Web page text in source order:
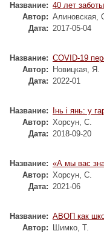
Название: 40 лет
Автор: Алиновская,
Дата: 2017-05-04
Название: COVID-19
Автор:
Новицкая, Я.
Дата: 2022-01
Название:
Iнь i янь: у
Автор: Хорсун, С.
Дата: 2018-09-20
Название: «А мы вас
Автор: Хорсун, С.
Дата: 2021-06
Название: АВОП как
Автор:
Шимко, Т.